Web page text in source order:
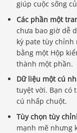
giúp cuộc sống
Các phần một
chưa bao giờ dễ
kỳ pate tùy
bằng một Hộp
thành một phần.
Dữ liệu một cú
tuyệt vời. Bạn có
cú nhấp chuột.
Tùy chọn tùy
mạnh mẽ nhưng